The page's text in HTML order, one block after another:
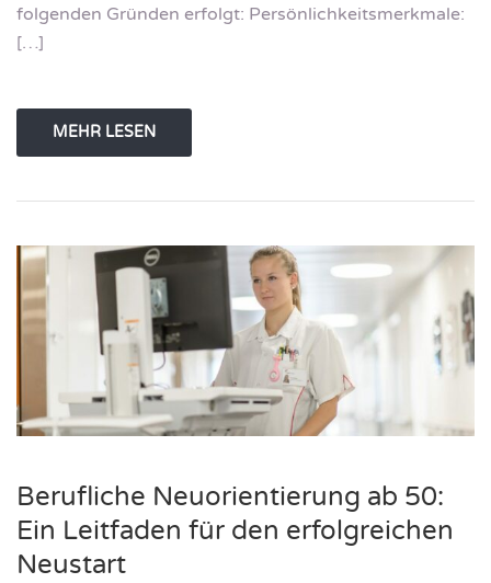
folgenden Gründen erfolgt: Persönlichkeitsmerkmale:
[…]
MEHR LESEN
Berufliche Neuorientierung ab 50:
Ein Leitfaden für den erfolgreichen
Neustart